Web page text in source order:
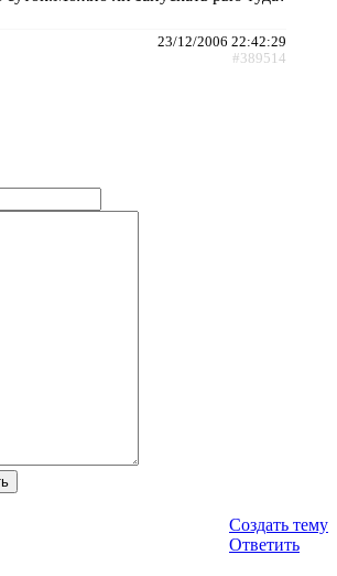
23/12/2006 22:42:29
#389514
Создать тему
Ответить